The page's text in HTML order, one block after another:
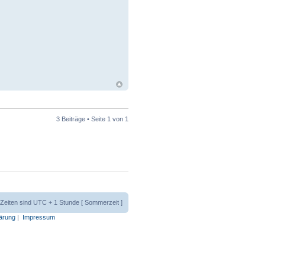
3 Beiträge • Seite 1 von 1
Zeiten sind UTC + 1 Stunde [ Sommerzeit ]
| Impressum